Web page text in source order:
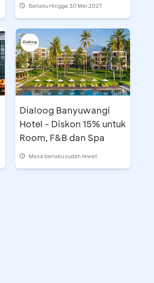
Berlaku Hingga 30 Mei 2027
Dialoog Banyuwangi
Hotel - Diskon 15% untuk
Room, F&B dan Spa
Masa berlaku sudah lewat